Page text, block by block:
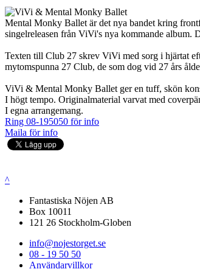
Mental Monky Ballet är det nya bandet kring
singelreleasen från ViVi's nya kommande album.
Texten till Club 27 skrev ViVi med sorg i hjärtat
mytomspunna 27 Club, de som dog vid 27 års
ViVi & Mental Monky Ballet ger en tuff, skön
I högt tempo. Originalmaterial varvat med
I egna arrangemang.
Ring 08-195050 för info
Maila för info
^
Fantastiska Nöjen AB
Box 10011
121 26 Stockholm-Globen
info@nojestorget.se
08 - 19 50 50
Användarvillkor